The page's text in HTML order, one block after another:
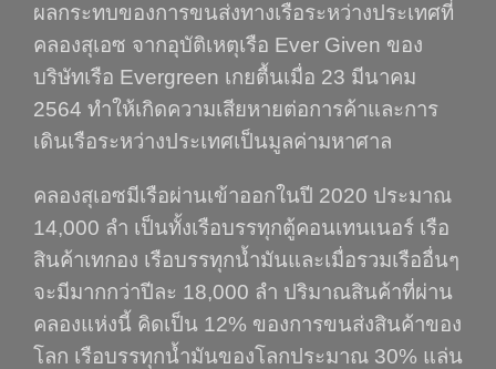
ผลกระทบของการขนส่งทางเรือระหว่างประเทศที่
คลองสุเอซ จากอุบัติเหตุเรือ Ever Given ของ
บริษัทเรือ Evergreen เกยตื้นเมื่อ 23 มีนาคม
2564 ทำให้เกิดความเสียหายต่อการค้าและการ
เดินเรือระหว่างประเทศเป็นมูลค่ามหาศาล
คลองสุเอซมีเรือผ่านเข้าออกในปี 2020 ประมาณ
14,000 ลำ เป็นทั้งเรือบรรทุกตู้คอนเทนเนอร์ เรือ
สินค้าเทกอง เรือบรรทุกน้ำมันและเมื่อรวมเรืออื่นๆ
จะมีมากกว่าปีละ 18,000 ลำ ปริมาณสินค้าที่ผ่าน
คลองแห่งนี้ คิดเป็น 12% ของการขนส่งสินค้าของ
โลก เรือบรรทุกน้ำมันของโลกประมาณ 30% แล่น